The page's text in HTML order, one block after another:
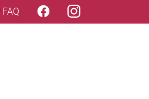
FAQ ×